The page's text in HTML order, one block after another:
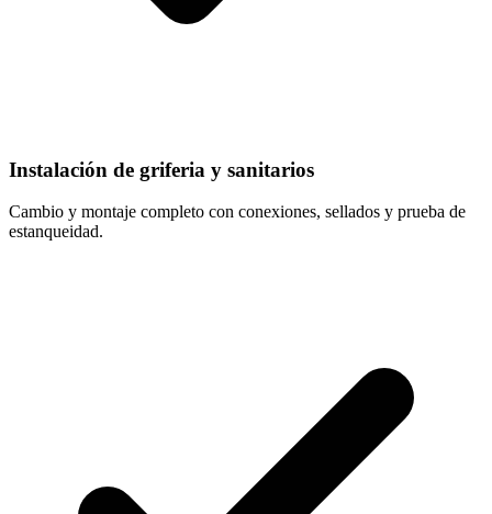
Instalación de griferia y sanitarios
Cambio y montaje completo con conexiones, sellados y prueba de
estanqueidad.